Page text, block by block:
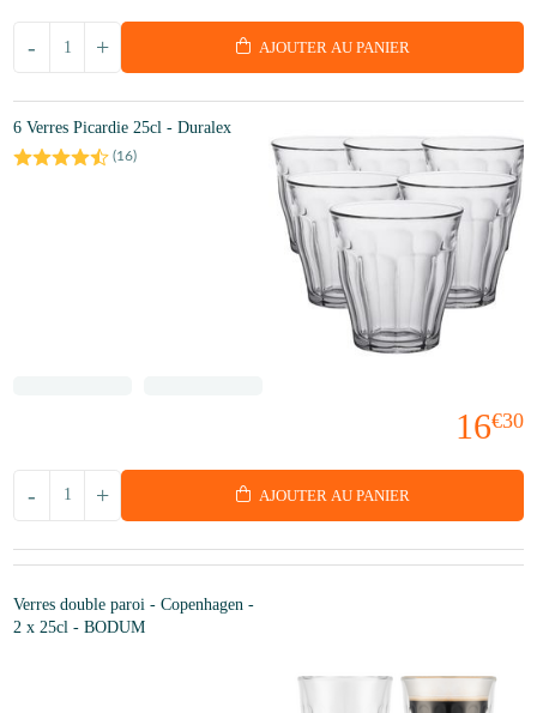
+
- AJOUTER AU PANIER
6 Verres Picardie 25cl - Duralex
(16)
16€30
+
- AJOUTER AU PANIER
Verres double paroi - Copenhagen -
2 x 25cl - BODUM